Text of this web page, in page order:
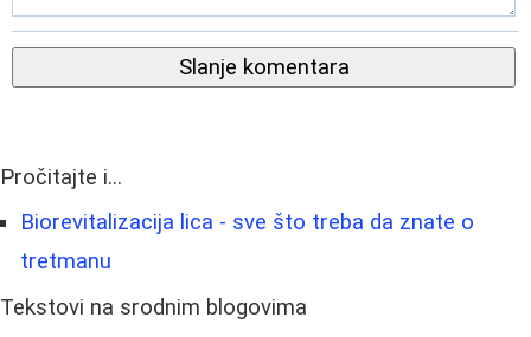
Slanje komentara
Pročitajte i...
Biorevitalizacija lica - sve što treba da znate o
tretmanu
Tekstovi na srodnim blogovima